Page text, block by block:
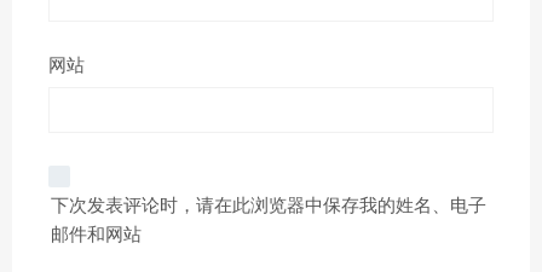
网站
下次发表评论时，请在此浏览器中保存我的姓名、电子
邮件和网站